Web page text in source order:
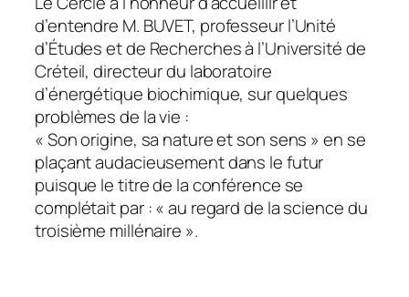
d’entendre M. BUVET, professeur l’Unité
d’Études et de Recherches à l’Université de
Créteil, directeur du laboratoire
d’énergétique biochimique, sur quelques
problèmes de la vie :
« Son origine, sa nature et son sens » en se
plaçant audacieusement dans le futur
puisque le titre de la conférence se
complétait par : « au regard de la science du
troisième millénaire ».